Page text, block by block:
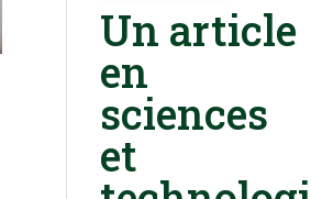
Un article
en
sciences
et